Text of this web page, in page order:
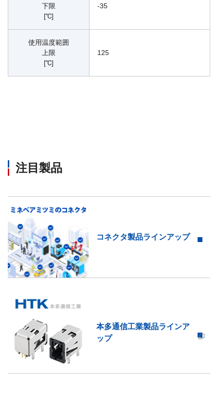
下限
[℃]
-35
使用温度範囲
上限
[℃]
125
注目製品
コネクタ製品ラインアップ
本多通信工業製品ラインア
ップ